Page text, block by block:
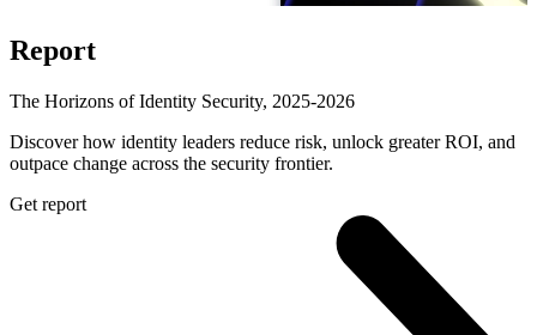
Report
The Horizons of Identity Security, 2025-2026
Discover how identity leaders reduce risk, unlock greater ROI, and
outpace change across the security frontier.
Get report